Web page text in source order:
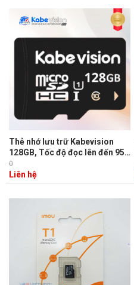
Thẻ nhớ lưu trữ Kabevision
128GB, Tốc độ đọc lên đến 95
MB/s, Tốc độ ghi lên đến 65
MB/s, TBW 66TB
0
Liên hệ